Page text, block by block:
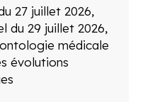
27 juillet 2026,
du 29 juillet 2026,
médicale
évolutions